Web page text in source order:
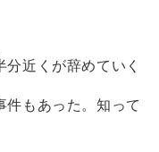
近くが辞めていく
件もあった。知って